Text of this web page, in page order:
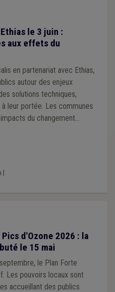
le 3 juin :
aux effets du
en partenariat avec Ethias,
autour des enjeux
solutions techniques,
leur portée. Les communes
du changement
des réalités de terrain et des
d'Ozone 2026 : la
le 15 mai
le Plan Forte
Les pouvoirs locaux sont
accueillant des publics